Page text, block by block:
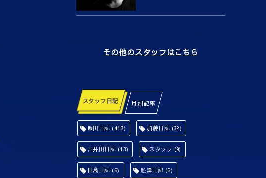
その他のスタッフはこちら
スタッフ日記 月別記事
飯田日記 (413) 加藤日記 (32)
川井田日記 (13) スタッフ (9)
田島日記 (6) 舩津日記 (6)